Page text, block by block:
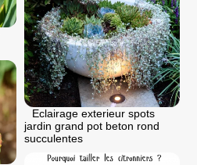
Eclairage exterieur spots
jardin grand pot beton rond
succulentes